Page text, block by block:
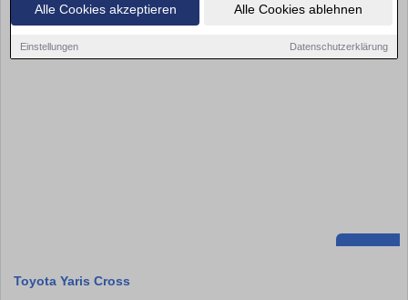
Alle Cookies akzeptieren Alle Cookies ablehnen
Einstellungen Datenschutzerklärung
Toyota Yaris Cross